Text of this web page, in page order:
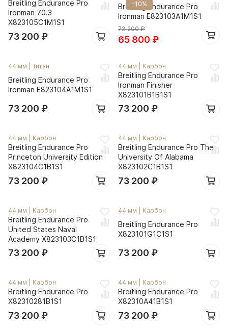
Breitling Endurance Pro
Ironman 70.3
X823105C1M1S1
73 200 ₽
-10%
Breitling Endurance Pro
Ironman E823103A1M1S1
73 200₽
65 800 ₽
44 мм Титан
Breitling Endurance Pro
Ironman E823104A1M1S1
73 200 ₽
44 мм Карбон
Breitling Endurance Pro
Ironman Finisher
X823101B1B1S1
73 200 ₽
44 мм Карбон
Breitling Endurance Pro
Princeton University Edition
X823104C1B1S1
73 200 ₽
44 мм Карбон
Breitling Endurance Pro The
University Of Alabama
X823102C1B1S1
73 200 ₽
44 мм Карбон
Breitling Endurance Pro
United States Naval
Academy X823103C1B1S1
73 200 ₽
44 мм Карбон
Breitling Endurance Pro
X823101G1C1S1
73 200 ₽
44 мм Карбон
Breitling Endurance Pro
X82310281B1S1
73 200 ₽
44 мм Карбон
Breitling Endurance Pro
X82310A41B1S1
73 200 ₽